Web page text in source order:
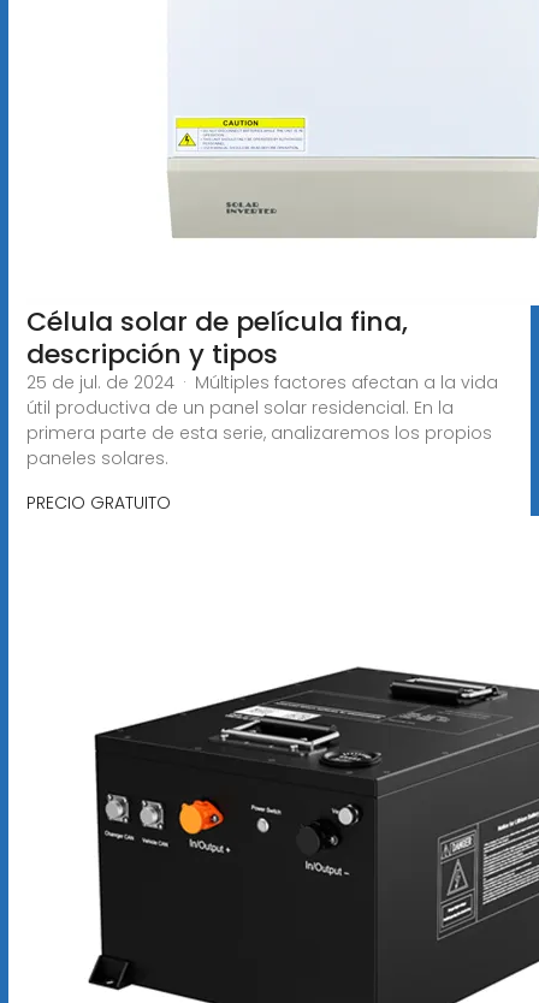
Célula solar de película fina,
descripción y tipos
25 de jul. de 2024 · Múltiples factores afectan a la vida
útil productiva de un panel solar residencial. En la
primera parte de esta serie, analizaremos los propios
paneles solares.
PRECIO GRATUITO